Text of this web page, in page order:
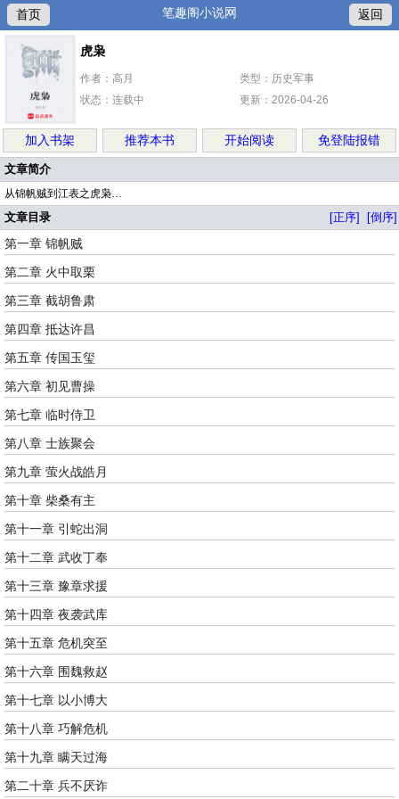
首页 笔趣阁小说网 返回
虎枭
作者：高月
类型：历史军事
状态：连载中
更新：2026-04-26
加入书架 推荐本书 开始阅读 免登陆报错
文章简介
从锦帆贼到江表之虎枭…
文章目录 [正序] [倒序]
第一章 锦帆贼
第二章 火中取栗
第三章 截胡鲁肃
第四章 抵达许昌
第五章 传国玉玺
第六章 初见曹操
第七章 临时侍卫
第八章 士族聚会
第九章 萤火战皓月
第十章 柴桑有主
第十一章 引蛇出洞
第十二章 武收丁奉
第十三章 豫章求援
第十四章 夜袭武库
第十五章 危机突至
第十六章 围魏救赵
第十七章 以小博大
第十八章 巧解危机
第十九章 瞒天过海
第二十章 兵不厌诈